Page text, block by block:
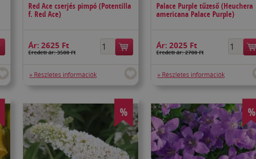
Red Ace cserjés pimpó (Potentilla
f. Red Ace)
Ár: 2625 Ft
Eredeti ár: 3500 Ft
» Részletes információk
Palace Purple tűzeső (Heuchera
americana Palace Purple)
Ár: 2025 Ft
Eredeti ár: 2700 Ft
» Részletes információk
% %